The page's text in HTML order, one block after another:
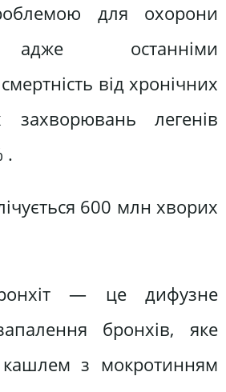
для охорони
адже останніми
від хронічних
захворювань легенів
.
600 млн хворих
— це дифузне
бронхів, яке
кашлем з мокротинням